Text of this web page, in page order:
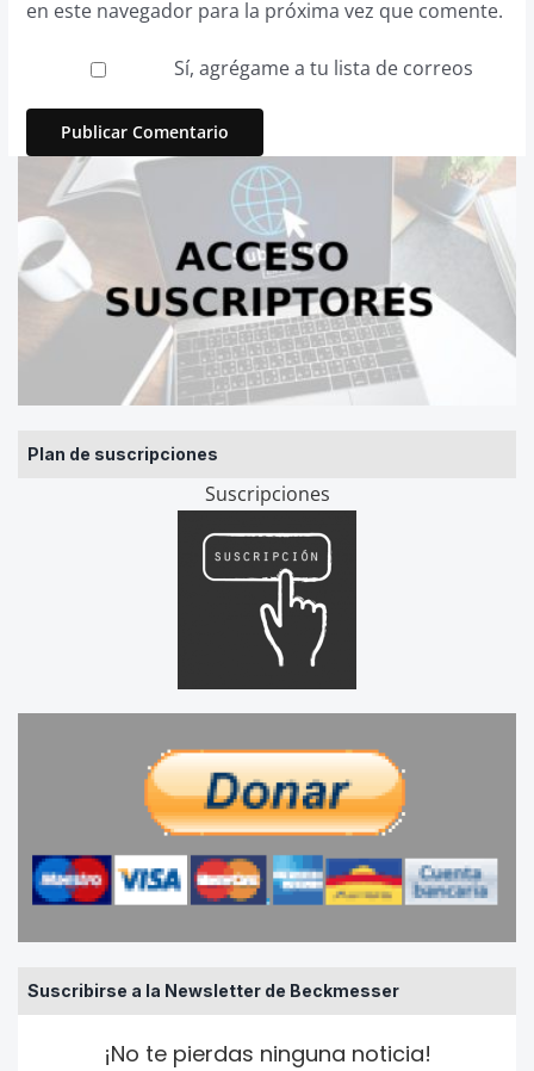
Plan de suscripciones
Suscripciones
Suscribirse a la Newsletter de Beckmesser
¡No te pierdas ninguna noticia!
en este navegador para la próxima vez que comente.
Sí, agrégame a tu lista de correos